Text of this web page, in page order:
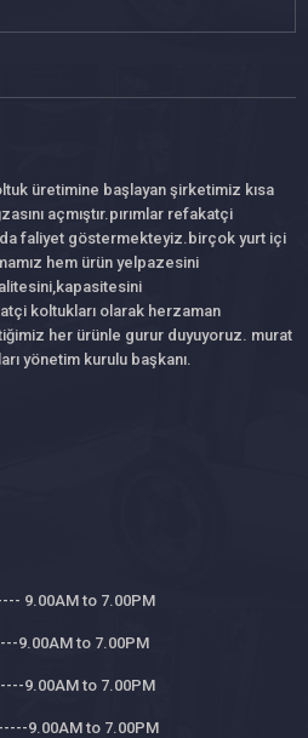
üretimine başlayan şirketimiz kısa
açmıştır.pırımlar refakatçi
faliyet göstermekteyiz.birçok yurt içi
hem ürün yelpazesini
koltukları olarak herzaman
her ürünle gurur duyuyoruz. murat
yönetim kurulu başkanı.
9.00AM to 7.00PM
9.00AM to 7.00PM
9.00AM to 7.00PM
9.00AM to 7.00PM